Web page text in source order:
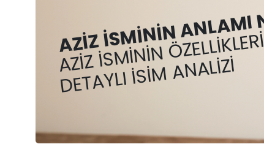
AZIZ İSMININ ANLAMI
AZIZ İSMININ
DETAYLI İSIM ANALIZI